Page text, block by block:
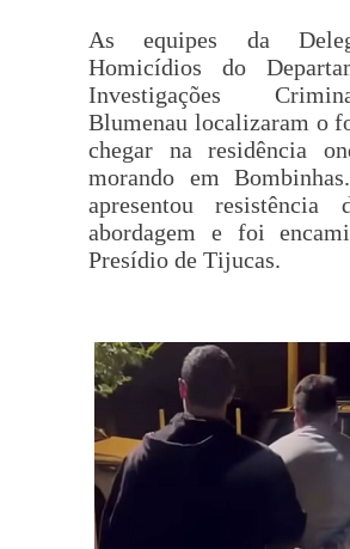
As equipes da
Homicídios do
Investigações
Blumenau localizaram o
chegar na residência
morando em
apresentou resistência
abordagem e foi
Presídio de Tijucas.